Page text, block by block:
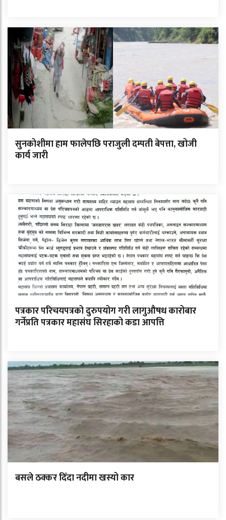
सुनकोशीमा हाम फालेपछि पराजुली दम्पती बेपत्ता, खोजी
कार्य जारी
पत्रकार परिचयपत्रको दुरुपयोग गरी लागुऔषध कारोबार
गर्नेप्रति पत्रकार महासंघ सिरहाको कडा आपत्ति
बसले ठक्कर दिँदा नदीमा खस्यो कार